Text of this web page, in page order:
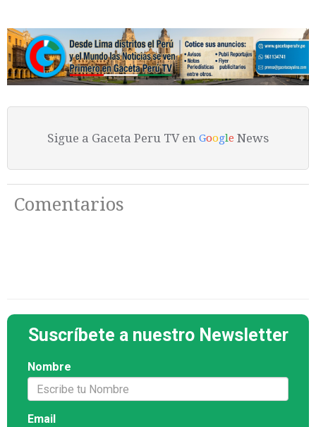
Sigue a Gaceta Peru TV en Google News
Comentarios
Suscríbete a nuestro Newsletter
Nombre
Email